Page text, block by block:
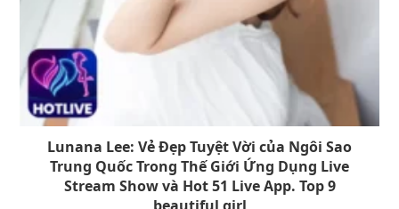
Lunana Lee: Vẻ Đẹp Tuyệt Vời của Ngôi Sao
Trung Quốc Trong Thế Giới Ứng Dụng Live
Stream Show và Hot 51 Live App. Top 9
beautiful girl